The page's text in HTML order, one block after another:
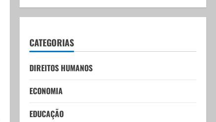
CATEGORIAS
DIREITOS HUMANOS
ECONOMIA
EDUCAÇÃO